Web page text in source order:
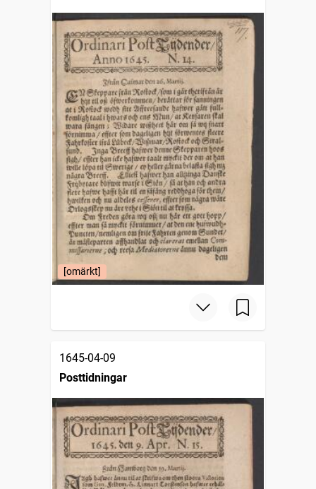
[omärkt]
1645-04-09
Posttidningar